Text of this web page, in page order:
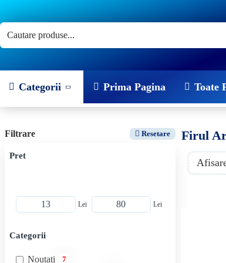
Categorii Prima Pagina Toate
Filtrare Resetare
Pret
Lei Lei
Categorii
Noutati 7
Firul